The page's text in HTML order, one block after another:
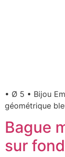
• Ø 5 • Bijou
géométrique
Bague
sur